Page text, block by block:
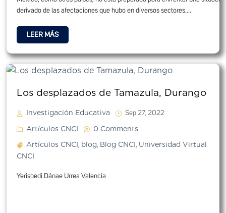
derivado de las afectaciones que hubo en diversos sectores....
LEER MÁS
Los desplazados de Tamazula, Durango
Investigación Educativa Sep 27, 2022
Artículos CNCI
0 Comments
Artículos CNCI, blog, Blog CNCI, Universidad Virtual
CNCI
Yerisbedi Dánae Urrea Valencia